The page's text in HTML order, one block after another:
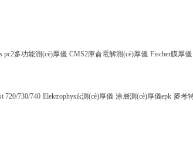
pc2多功能測(cè)厚儀 CMS2庫侖電解測(cè)厚儀 Fischer膜厚儀
720/730/740 Elektrophysik測(cè)厚儀 涂層測(cè)厚儀epk 麥考